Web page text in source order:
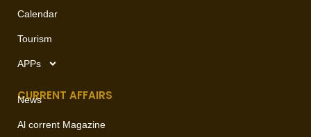
Calendar
Tourism
APPs
CURRENT AFFAIRS
News
Al corrent Magazine